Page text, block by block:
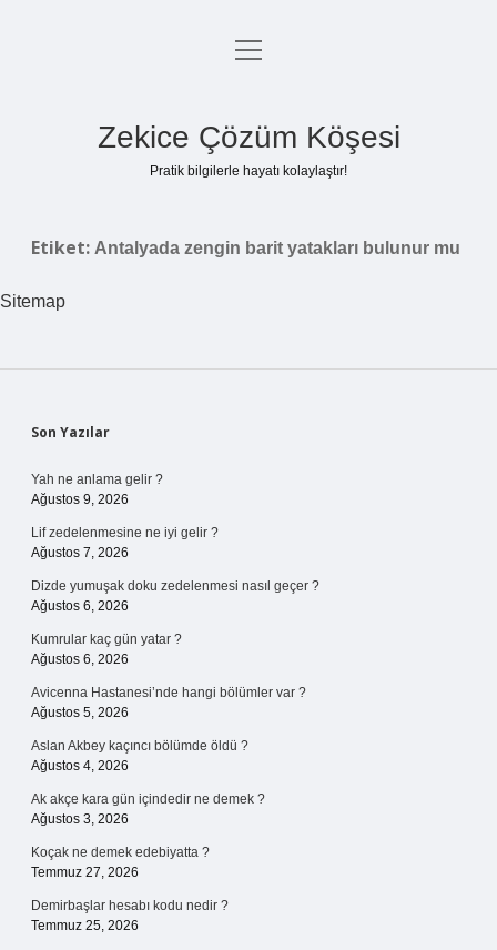
Anasayfa
Yasal Uyarı
menüyü
Zekice Çözüm Köşesi
Pratik bilgilerle hayatı kolaylaştır!
Etiket: Antalyada zengin barit yatakları bulunur mu
Sitemap
Sidebar
Son Yazılar
Yah ne anlama gelir ?
Ağustos 9, 2026
Lif zedelenmesine ne iyi gelir ?
Ağustos 7, 2026
Dizde yumuşak doku zedelenmesi nasıl geçer ?
Ağustos 6, 2026
Kumrular kaç gün yatar ?
Ağustos 6, 2026
Avicenna Hastanesi’nde hangi bölümler var ?
Ağustos 5, 2026
Aslan Akbey kaçıncı bölümde öldü ?
Ağustos 4, 2026
Ak akçe kara gün içindedir ne demek ?
Ağustos 3, 2026
Koçak ne demek edebiyatta ?
Temmuz 27, 2026
Demirbaşlar hesabı kodu nedir ?
Temmuz 25, 2026